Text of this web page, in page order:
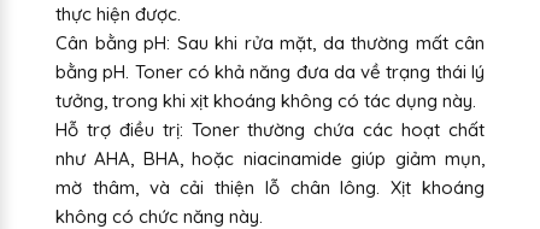
thực hiện được.
Cân bằng pH: Sau khi rửa mặt, da thường mất cân
bằng pH. Toner có khả năng đưa da về trạng thái lý
tưởng, trong khi xịt khoáng không có tác dụng này.
Hỗ trợ điều trị: Toner thường chứa các hoạt chất
như AHA, BHA, hoặc niacinamide giúp giảm mụn,
mờ thâm, và cải thiện lỗ chân lông. Xịt khoáng
không có chức năng này.